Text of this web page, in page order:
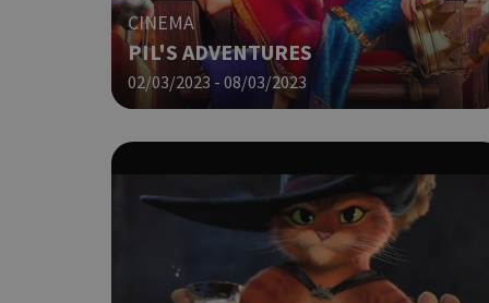
CINEMA
PIL'S ADVENTURES
02/03/2023 - 08/03/2023
takeOverCookie
LangCookie